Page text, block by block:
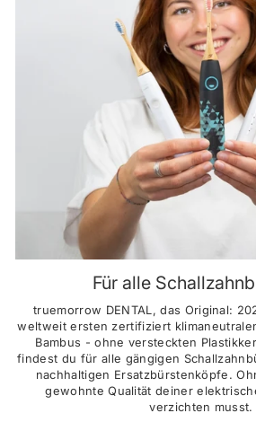
Für alle
truemorrow DENTAL, das Original:
weltweit ersten zertifiziert
Bambus - ohne versteckten
findest du für alle gängigen
nachhaltigen Ersatzbürstenköpfe.
gewohnte Qualität deiner
verzichten musst.